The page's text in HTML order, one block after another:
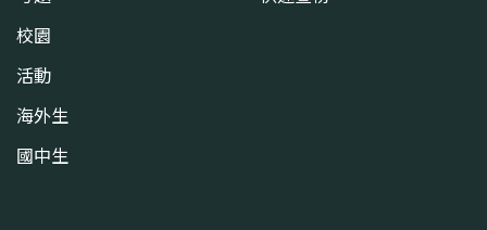
校園
活動
海外生
國中生